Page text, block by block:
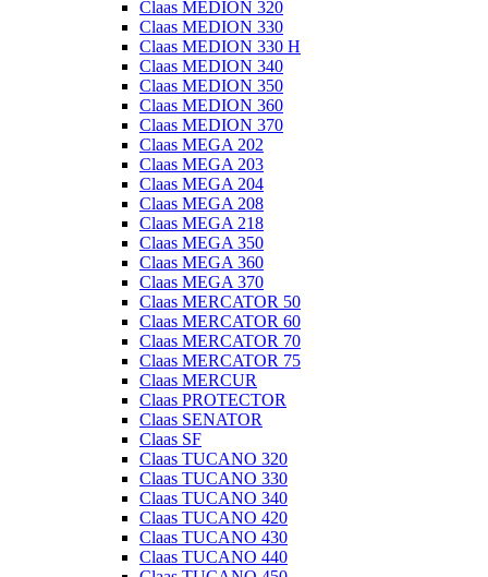
Claas MEDION 320
Claas MEDION 330
Claas MEDION 330 H
Claas MEDION 340
Claas MEDION 350
Claas MEDION 360
Claas MEDION 370
Claas MEGA 202
Claas MEGA 203
Claas MEGA 204
Claas MEGA 208
Claas MEGA 218
Claas MEGA 350
Claas MEGA 360
Claas MEGA 370
Claas MERCATOR 50
Claas MERCATOR 60
Claas MERCATOR 70
Claas MERCATOR 75
Claas MERCUR
Claas PROTECTOR
Claas SENATOR
Claas SF
Claas TUCANO 320
Claas TUCANO 330
Claas TUCANO 340
Claas TUCANO 420
Claas TUCANO 430
Claas TUCANO 440